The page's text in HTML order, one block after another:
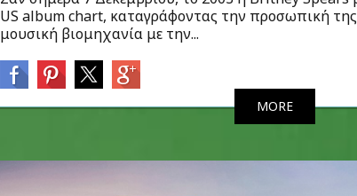
US album chart, καταγράφοντας την προσωπική
μουσική βιομηχανία με την...
MORE